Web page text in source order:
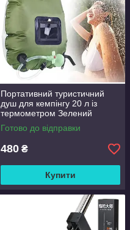
Портативний туристичний
душ для кемпінгу 20 л із
термометром Зелений
Готово до відправки
480 ₴
Купити